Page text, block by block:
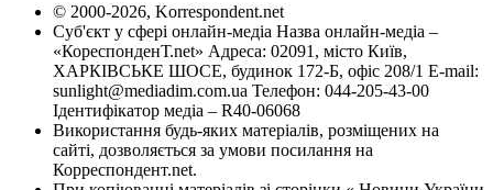
© 2000-2026, Korrespondent.net
Суб'єкт у сфері онлайн-медіа Назва онлайн-медіа –
«КореспонденТ.net» Адреса: 02091, місто Київ,
ХАРКІВСЬКЕ ШОСЕ, будинок 172-Б, офіс 208/1 E-mail:
sunlight@mediadim.com.ua Телефон: 044-205-43-00
Ідентифікатор медіа – R40-06068
Використання будь-яких матеріалів, розміщених на
сайті, дозволяється за умови посилання на
Корреспондент.net.